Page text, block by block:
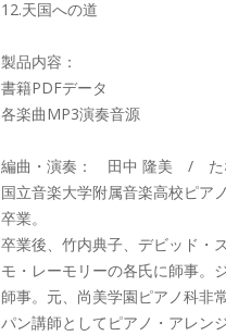
12.天国への道
製品内容：
書籍PDFデータ
各楽曲MP3演奏音源
編曲・演奏： 田中 隆美 / た
国立音楽大学附属音楽高校ピア
卒業。
卒業後、竹内典子、デビッド・
モ・レーモリーの各氏に師事。
師事。元、尚美学園ピアノ科非
パン講師としてピアノ・アレン